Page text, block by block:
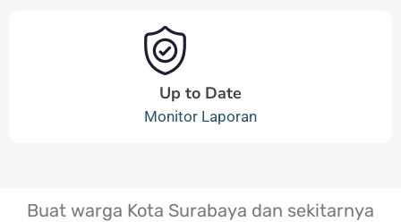
Up to Date
Monitor Laporan
Buat warga Kota Surabaya dan sekitarnya